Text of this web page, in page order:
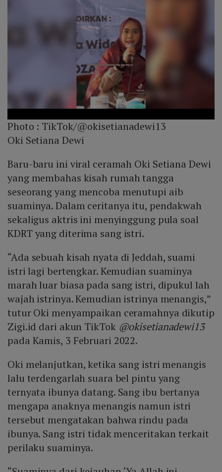
Photo : TikTok/@okisetianadewi13
Oki Setiana Dewi
Baru-baru ini viral ceramah Oki Setiana Dewi
yang membahas kisah rumah tangga
seseorang yang mencoba menutupi aib
suaminya. Dalam ceritanya itu, pendakwah
sekaligus aktris ini menyinggung pula soal
KDRT yang diterima sang istri.
“Ada sebuah kisah nyata di Jeddah, suami
istri lagi bertengkar. Kemudian suaminya
marah luar biasa pada sang istri, dipukul lah
wajah istrinya. Kemudian istrinya menangis,”
tutur Oki menyampaikan ceramahnya dikutip
Zigi.id dari akun TikTok @okisetianadewi13
pada Kamis, 3 Februari 2022.
Oki melanjutkan, ketika sang istri menangis
lalu terdengarlah suara bel pintu yang
ternyata ibunya datang. Sang ibu bertanya
mengapa anaknya menangis namun istri
tersebut mengatakan bahwa rindu pada
ibunya. Sang istri tidak menceritakan terkait
perilaku suaminya.